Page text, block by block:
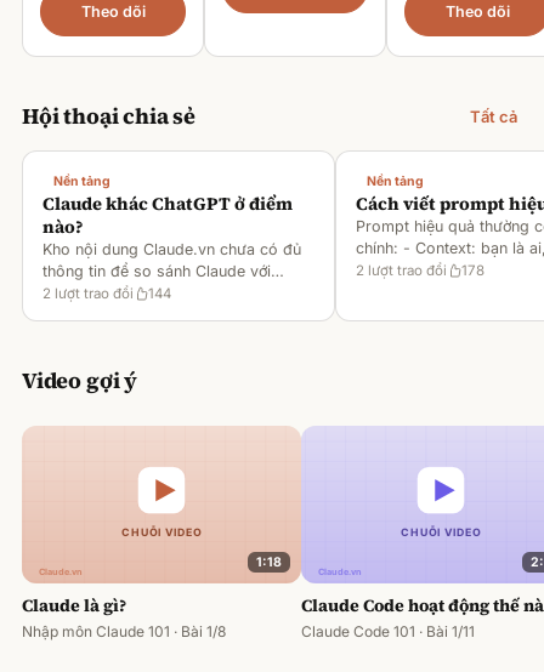
Theo dõi Theo dõi
Hội thoại chia sẻ Tất cả
Nền tảng
Claude khác ChatGPT ở điểm
nào?
Kho nội dung Claude.vn chưa có đủ
thông tin để so sánh Claude với
ChatGPT. Hiện chỉ có tài liệu về
2 lượt trao đổi 144
Nền tảng
Cách viết prompt
Prompt hiệu quả thường
chính: - Context: bạn là
gì [1][2][6] - Task: muốn
2 lượt trao đổi 178
Video gợi ý
1:18
Claude là gì?
Nhập môn Claude 101 · Bài 1/8
Claude Code hoạt động thế
Claude Code 101 · Bài 1/11